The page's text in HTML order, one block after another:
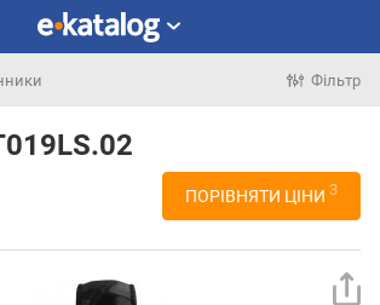
Фільтр
ПОРІВНЯТИ ЦІНИ 3